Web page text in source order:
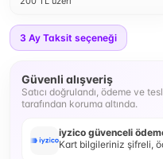
3 Ay Taksit seçeneği
Güvenli alışveriş
Satıcı doğrulandı, ödeme ve
tarafından koruma altında.
iyzico güvenceli
Kart bilgileriniz şifreli,